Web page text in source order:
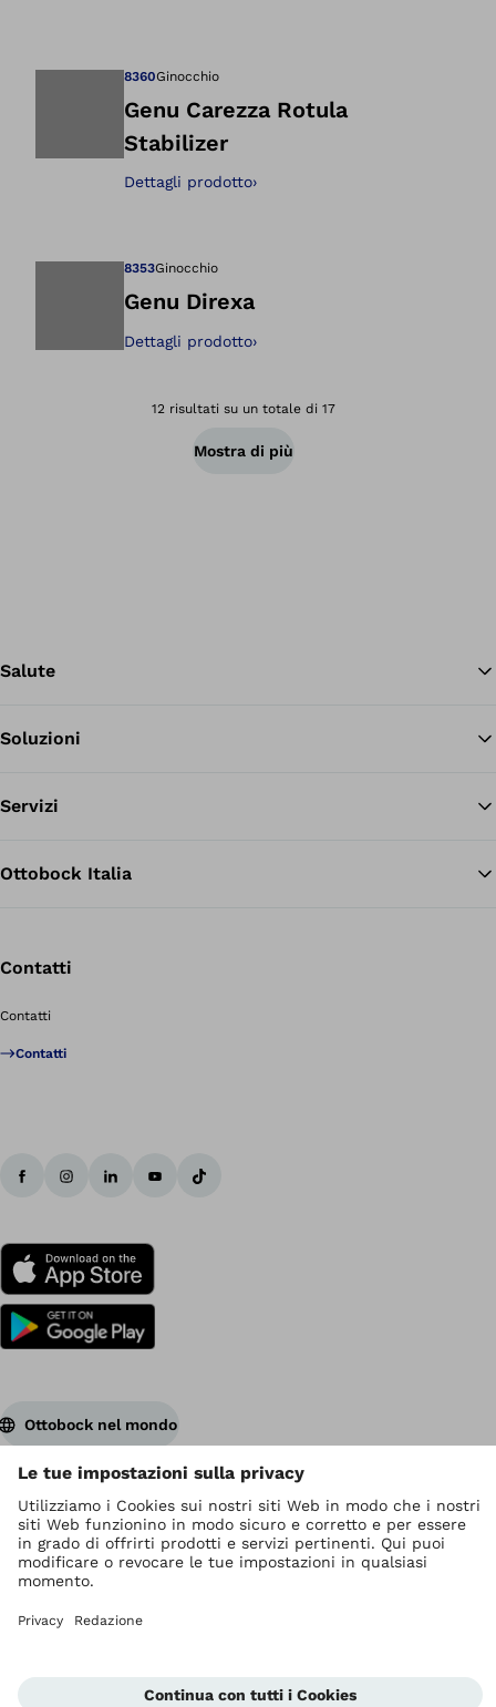
Apre l'immagine
8360Ginocchio
Genu Carezza Rotula
Stabilizer
Dettagli prodotto›
8353Ginocchio
Genu Direxa
Dettagli prodotto›
12 risultati su un totale di 17
Mostra di più
Salute
Soluzioni
Servizi
Ottobock Italia
Contatti
Contatti
Contatti
Ottobock nel mondo
I diritti d' autore sono di Ottobock
Impostazioni relative alla protezione dei dati
Termini di servizio
Unità di segnalazione